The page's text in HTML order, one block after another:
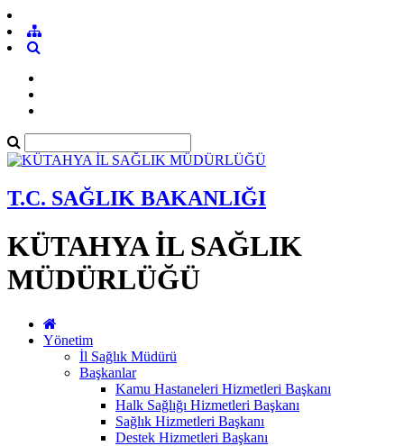
T.C. SAĞLIK BAKANLIĞI
KÜTAHYA İL SAĞLIK
MÜDÜRLÜĞÜ
Yönetim
İl Sağlık Müdürü
Başkanlar
Kamu Hastaneleri Hizmetleri Başkanı
Halk Sağlığı Hizmetleri Başkanı
Sağlık Hizmetleri Başkanı
Destek Hizmetleri Başkanı